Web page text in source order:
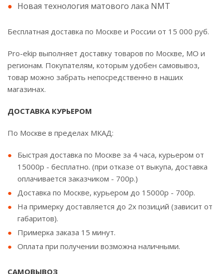
Новая технология матового лака NMT
Бесплатная доставка по Москве и России от 15 000 руб.
Pro-ekip выполняет доставку товаров по Москве, МО и
регионам. Покупателям, которым удобен самовывоз,
товар можно забрать непосредственно в наших
магазинах.
ДОСТАВКА КУРЬЕРОМ
По Москве в пределах МКАД:
Быстрая доставка по Москве за 4 часа, курьером от
15000р - бесплатно. (при отказе от выкупа, доставка
оплачивается заказчиком - 700р.)
Доставка по Москве, курьером до 15000р - 700р.
На примерку доставляется до 2х позиций (зависит от
габаритов).
Примерка заказа 15 минут.
Оплата при получении возможна наличными.
САМОВЫВОЗ